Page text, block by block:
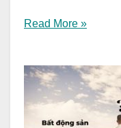
Read More »